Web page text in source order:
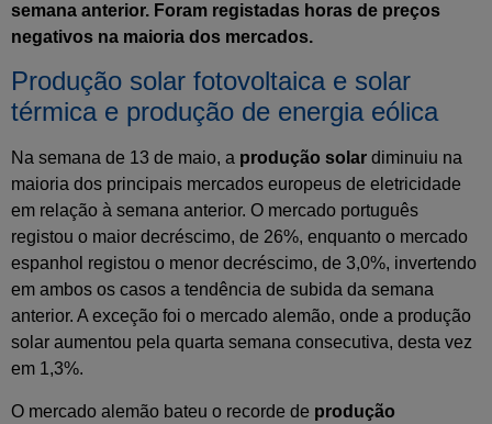
semana anterior. Foram registadas horas de preços
negativos na maioria dos mercados.
Produção solar fotovoltaica e solar
térmica e produção de energia eólica
Na semana de 13 de maio, a produção solar diminuiu na
maioria dos principais mercados europeus de eletricidade
em relação à semana anterior. O mercado português
registou o maior decréscimo, de 26%, enquanto o mercado
espanhol registou o menor decréscimo, de 3,0%, invertendo
em ambos os casos a tendência de subida da semana
anterior. A exceção foi o mercado alemão, onde a produção
solar aumentou pela quarta semana consecutiva, desta vez
em 1,3%.
O mercado alemão bateu o recorde de produção